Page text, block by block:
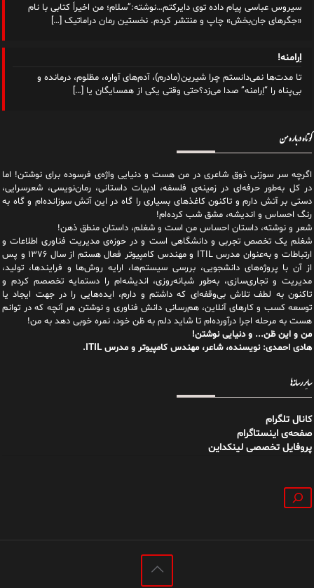
سیروس عباسی پیام داده توی دایرکتم…نوشته:”سلام؛ من اخیراً کتابی با نام
«جگرهای جان‌بخش» چاپ و‌ منتشر کردم. نخستین رمان دراماتیک […]
اِرامنه!
تا مدت‌ها نمی‌دانستم چرا شیرین(مادرم)، آدم‌های آواره، مظلوم، درمانده و
بی‌پناه را “اِرامنه” صدا می‌زد؟حتی وقتی یکی از همسایگان یا […]
کوتاه درباره من
اگرچه سر سوزنی ذوق شاعری در من هست و دنیایی واژه‌‌ی فرسوده برای نوشتن! اما
در کل به‌طور حرفه‌ای در زمینه‌ی فلسفه، ادبیات داستانی، رمان‌نویسی، شعرسرایی،
دستی بر آتش دارم و تاکنون کاغذهای بسیاری را گاه در این آتش سوزانده‌ام و گاه به
رنگ احساس و اندیشه، مشق شب کرده‌ام!
شعر و نوشته، داستان احساس من است و شغلم، داستان منطق ذهن!
شغلم یک تخصص تجربی و دانشگاهی است و در حوزه‌ی مدیریت فناوری اطلاعات و
ارتباطات و به‌عنوان مدرس ITIL و مهندس کامپیوتر فعال هستم از سال ۱۳۷۶ و پس
از آن با پروژه‌های دانشجویی، بررسی سیستم‌ها، ارایه روش‌ها و فرایندها، تولید،
مدیریت و تجاری‌سازی، به‌طور شبانه‌روزی، اندیشه‌ام را دستمایه تخصصم کردم و
تاکنون به لطف تلاش بی‌وقفه‌ای که داشتم و دارم، اید‌ه‌هایی را در جهت ایجاد یا
توسعه کسب و کارهای آنلاین، هم‌رسانی دانش فناوری و نوشتن هر آنچه که در توانم
هست به مرحله اجرا درآورده‌ام تا شاید دلم به ظن خود، نمره خوبی دهد به من!
من و این ظن... و دنیایی نوشتن!
هادی احمدی: نویسنده، شاعر، مهندس کامپیوتر و مدرس ITIL.
سایر رسانه‌ها
کانال تلگرام
صفحه‌ی اینستاگرام
پروفایل تخصصی لینکداین
جستجو